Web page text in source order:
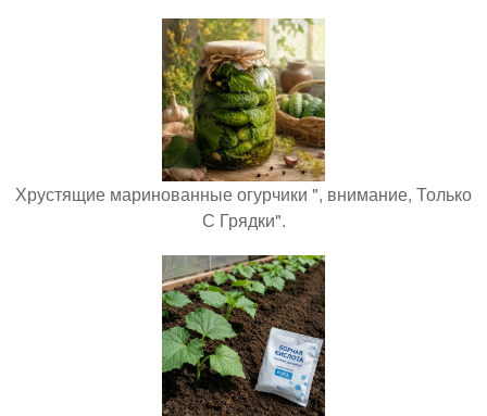
Хрустящие маринованные огурчики ", внимание, Только
С Грядки".